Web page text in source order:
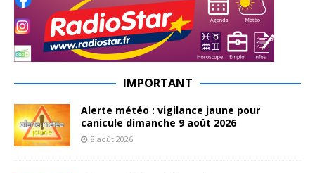
IMPORTANT
Alerte météo : vigilance jaune pour
canicule dimanche 9 août 2026
8 août 2026